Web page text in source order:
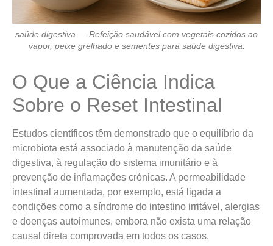
saúde digestiva — Refeição saudável com vegetais cozidos ao
vapor, peixe grelhado e sementes para saúde digestiva.
O Que a Ciência Indica
Sobre o Reset Intestinal
Estudos científicos têm demonstrado que o equilíbrio da
microbiota está associado à manutenção da saúde
digestiva, à regulação do sistema imunitário e à
prevenção de inflamações crónicas. A permeabilidade
intestinal aumentada, por exemplo, está ligada a
condições como a síndrome do intestino irritável, alergias
e doenças autoimunes, embora não exista uma relação
causal direta comprovada em todos os casos.